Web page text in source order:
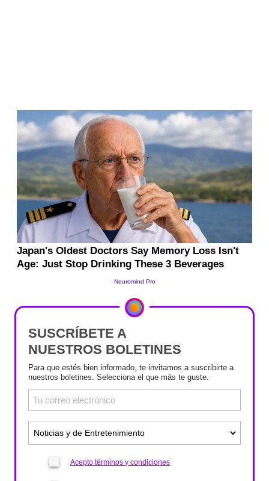
SUSCRÍBETE A
NUESTROS BOLETINES
Para que estés bien informado, te invitamos a suscribirte a
nuestros boletines. Selecciona el que más te guste.
Acepto términos y condiciones